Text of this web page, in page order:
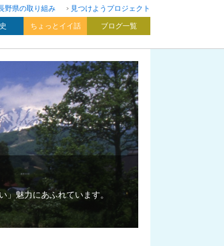
野県の取り組み
見つけようプロジェクト
ちょっとイイ話 ブログ一覧
魅力にあふれています。